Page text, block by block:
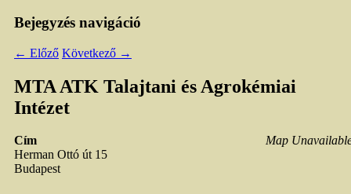
Bejegyzés navigáció
← Előző Következő →
MTA ATK Talajtani és Agrokémiai
Intézet
Map
Cím
Herman Ottó út 15
Budapest